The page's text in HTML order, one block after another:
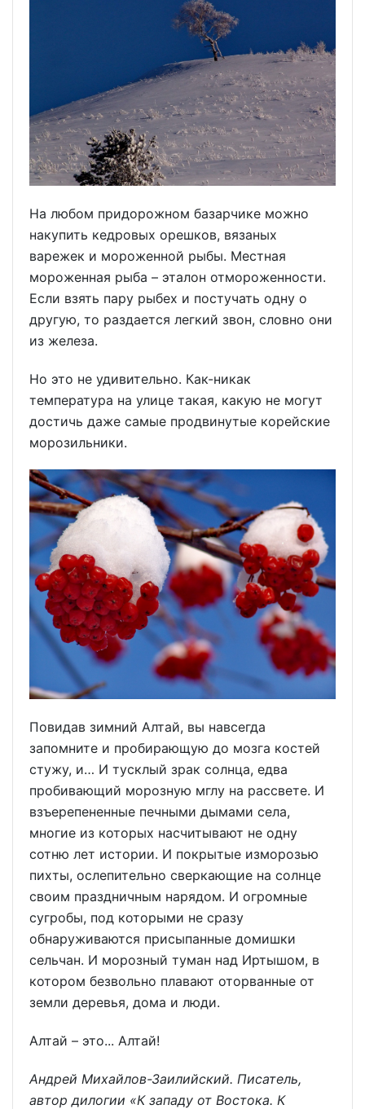
На любом придорожном базарчике можно
накупить кедровых орешков, вязаных
варежек и мороженной рыбы. Местная
мороженная рыба – эталон отмороженности.
Если взять пару рыбех и постучать одну о
другую, то раздается легкий звон, словно они
из железа.
Но это не удивительно. Как-никак
температура на улице такая, какую не могут
достичь даже самые продвинутые корейские
морозильники.
Повидав зимний Алтай, вы навсегда
запомните и пробирающую до мозга костей
стужу, и… И тусклый зрак солнца, едва
пробивающий морозную мглу на рассвете. И
взъерепененные печными дымами села,
многие из которых насчитывают не одну
сотню лет истории. И покрытые изморозью
пихты, ослепительно сверкающие на солнце
своим праздничным нарядом. И огромные
сугробы, под которыми не сразу
обнаруживаются присыпанные домишки
сельчан. И морозный туман над Иртышом, в
котором безвольно плавают оторванные от
земли деревья, дома и люди.
Алтай – это... Алтай!
Андрей Михайлов-Заилийский. Писатель,
автор дилогии «К западу от Востока. К